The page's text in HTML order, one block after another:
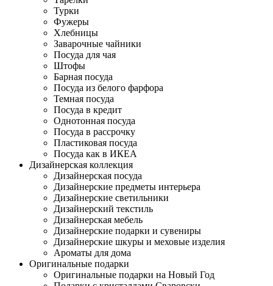
Турки
Фужеры
Хлебницы
Заварочные чайники
Посуда для чая
Штофы
Барная посуда
Посуда из белого фарфора
Темная посуда
Посуда в кредит
Однотонная посуда
Посуда в рассрочку
Пластиковая посуда
Посуда как в ИКЕА
Дизайнерская коллекция
Дизайнерская посуда
Дизайнерские предметы интерьера
Дизайнерские светильники
Дизайнерский текстиль
Дизайнерская мебель
Дизайнерские подарки и сувениры
Дизайнерские шкуры и меховые изделия
Ароматы для дома
Оригинальные подарки
Оригинальные подарки на Новый Год